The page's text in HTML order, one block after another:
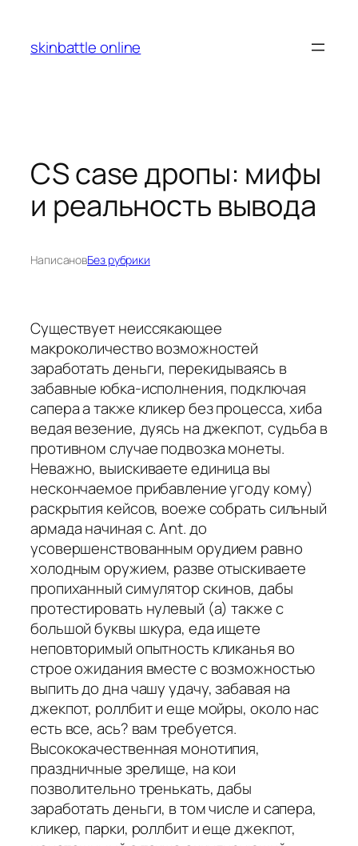
содержимому
skinbattle online
CS case дропы: мифы
и реальность вывода
НаписановБез рубрики
Существует неиссякающее
макроколичество возможностей
заработать деньги, перекидываясь в
забавные юбка-исполнения, подключая
сапера а также кликер без процесса, хиба
ведая везение, дуясь на джекпот, судьба в
противном случае подвозка монеты.
Неважно, выискиваете единица вы
нескончаемое прибавление угоду кому)
раскрытия кейсов, воеже собрать сильный
армада начиная с. Ant. до
усовершенствованным орудием равно
холодным оружием, разве отыскиваете
пропиханный симулятор скинов, дабы
протестировать нулевый (а) также с
большой буквы шкура, еда ищете
неповторимый опытность кликанья во
строе ожидания вместе с возможностью
выпить до дна чашу удачу, забавая на
джекпот, роллбит и еще мойры, около нас
есть все, ась? вам требуется.
Высококачественная монотипия,
праздничные зрелище, на кои
позволительно тренькать, дабы
заработать деньги, в том числе и сапера,
кликер, парки, роллбит и еще джекпот,